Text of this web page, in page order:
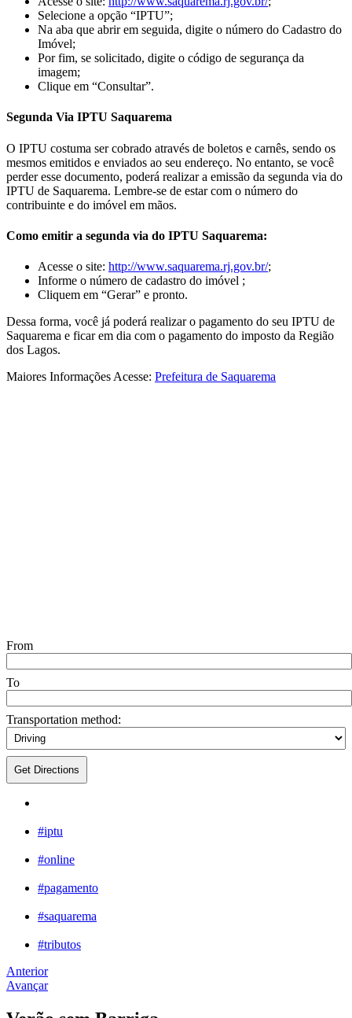
Selecione a opção “IPTU”;
Na aba que abrir em seguida, digite o número do Cadastro do
Imóvel;
Por fim, se solicitado, digite o código de segurança da
imagem;
Clique em “Consultar”.
Segunda Via IPTU Saquarema
O IPTU costuma ser cobrado através de boletos e carnês, sendo os
mesmos emitidos e enviados ao seu endereço. No entanto, se você
perder esse documento, poderá realizar a emissão da segunda via do
IPTU de Saquarema. Lembre-se de estar com o número do
contribuinte e do imóvel em mãos.
Como emitir a segunda via do IPTU Saquarema:
Acesse o site: http://www.saquarema.rj.gov.br/;
Informe o número de cadastro do imóvel ;
Cliquem em “Gerar” e pronto.
Dessa forma, você já poderá realizar o pagamento do seu IPTU de
Saquarema e ficar em dia com o pagamento do imposto da Região
dos Lagos.
Maiores Informações Acesse: Prefeitura de Saquarema
From
To
Transportation method:
Get Directions
#iptu
#online
#pagamento
#saquarema
#tributos
Anterior
Avançar